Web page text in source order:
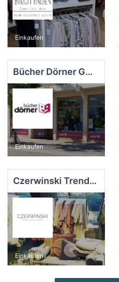
Einkaufen
Bücher Dörner GmbH
Einkaufen
Czerwinski Trendfloristik & Wohnaccessoires
Einkaufen